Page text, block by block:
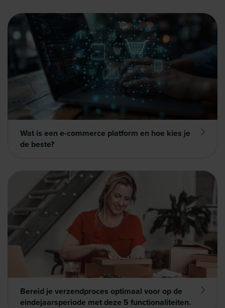
Wat is een e-commerce platform en hoe kies je
de beste?
Bereid je verzendproces optimaal voor op de
eindejaarsperiode met deze 5 functionaliteiten.